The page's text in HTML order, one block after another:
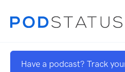
Have a podcast? Track